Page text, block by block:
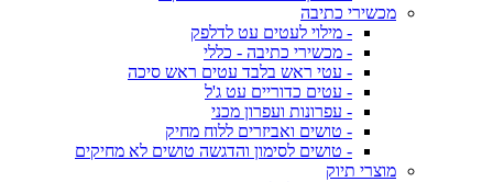
מכשירי כתיבה
- מילוי לעטים עט לדלפק
- מכשירי כתיבה - כללי
- עטי ראש בלבד עטים ראש סיכה
- עטים כדוריים עט ג'ל
- עפרונות ועפרון מכני
- טושים ואביזרים ללוח מחיק
- טושים לסימון והדגשה טושים לא מחיקים
מוצרי תיוק